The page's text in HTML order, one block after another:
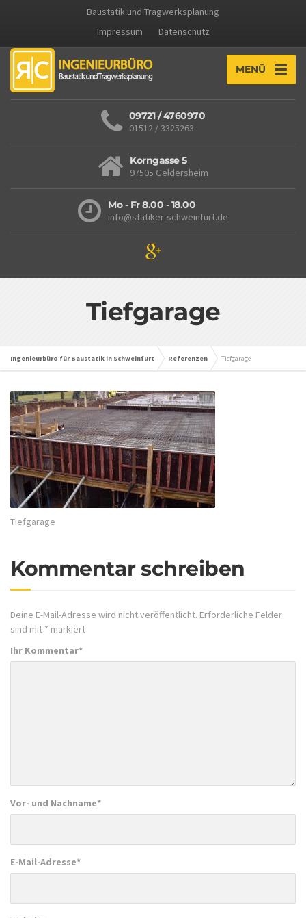
Baustatik und Tragwerksplanung
Impressum
Datenschutz
MENÜ
09721 / 4760970
01512 / 3325263
Korngasse 5
97505 Geldersheim
Mo - Fr 8.00 - 18.00
info@statiker-schweinfurt.de
Tiefgarage
Ingenieurbüro für Baustatik in Schweinfurt Referenzen Tiefgarage
Tiefgarage
Kommentar schreiben
Deine E-Mail-Adresse wird nicht veröffentlicht. Erforderliche Felder
sind mit * markiert
Ihr Kommentar*
Vor- und Nachname*
E-Mail-Adresse*